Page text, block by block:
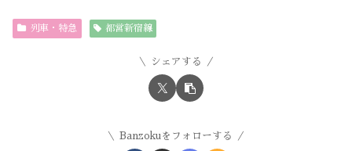
列車・特急 都営新宿線
シェアする
Banzokuをフォローする